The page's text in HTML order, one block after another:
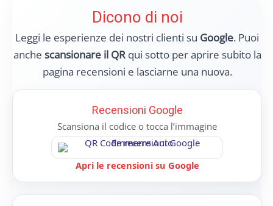
Dicono di noi
Leggi le esperienze dei nostri clienti su Google. Puoi
anche scansionare il QRqui sotto per aprire subito la
pagina recensioni e lasciarne una nuova.
Recensioni Google
Scansiona il codice o tocca l’immagine
Apri le recensioni su Google